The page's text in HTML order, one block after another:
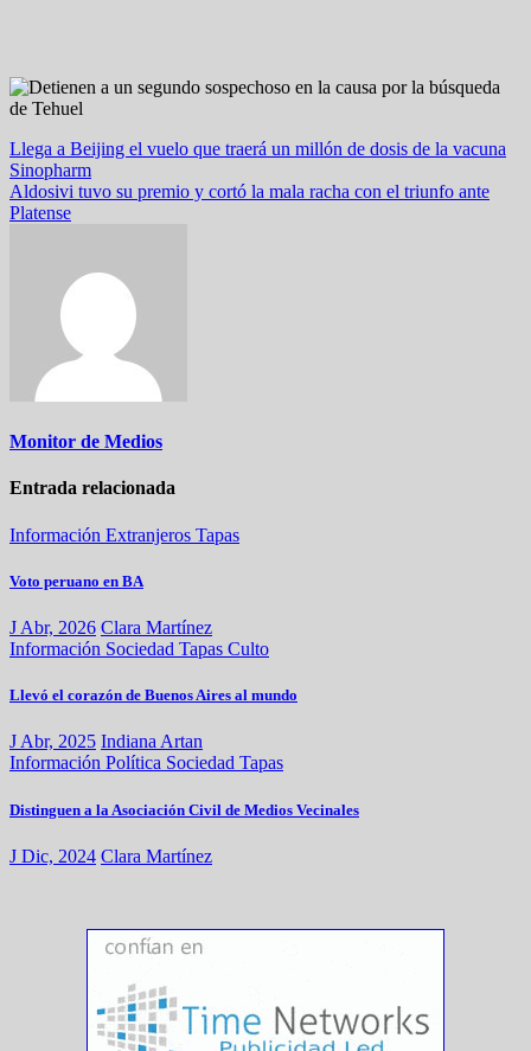
Navegación
de
entradas
Llega a Beijing el vuelo que traerá un millón de dosis de la vacuna
Sinopharm
Aldosivi tuvo su premio y cortó la mala racha con el triunfo ante
Platense
Monitor de Medios
Entrada relacionada
Información Extranjeros Tapas
Voto peruano en BA
J Abr, 2026 Clara Martínez
Información Sociedad Tapas Culto
Llevó el corazón de Buenos Aires al mundo
J Abr, 2025 Indiana Artan
Información Política Sociedad Tapas
Distinguen a la Asociación Civil de Medios Vecinales
J Dic, 2024 Clara Martínez